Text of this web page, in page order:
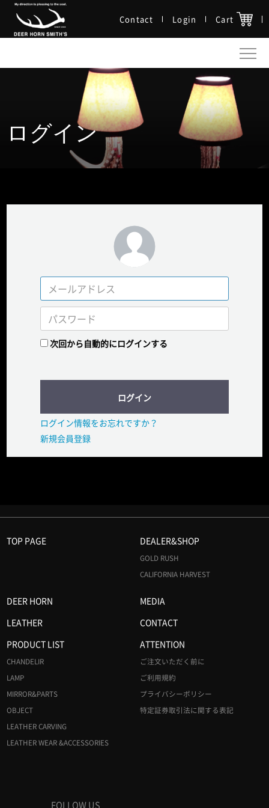
Contact Login Cart
ログイン
次回から自動的にログインする
ログイン
ログイン情報をお忘れですか？
新規会員登録
TOP PAGE DEALER&SHOP
GOLD RUSH
CALIFORNIA HARVEST
DEER HORN
MEDIA
LEATHER
CONTACT
PRODUCT LIST
CHANDELIR
LAMP
MIRROR&PARTS
OBJECT
LEATHER CARVING
LEATHER WEAR &ACCESSORIES
ATTENTION
ご注文いただく前に
ご利用規約
プライバシーポリシー
特定証券取引法に関する表記
FOLLOW US